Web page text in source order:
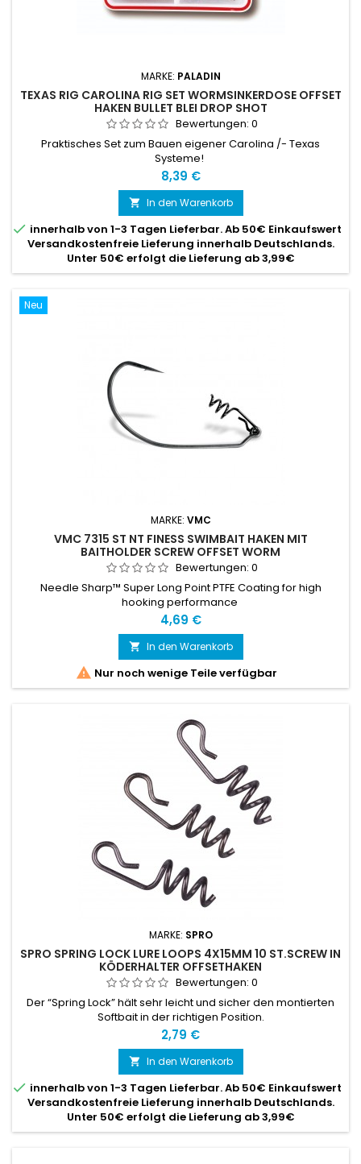
MARKE: PALADIN
TEXAS RIG CAROLINA RIG SET WORMSINKERDOSE OFFSET
HAKEN BULLET BLEI DROP SHOT
Bewertungen: 0
Praktisches Set zum Bauen eigener Carolina /- Texas
Systeme!
Preis
8,39 €
 In den Warenkorb
 innerhalb von 1-3 Tagen Lieferbar. Ab 50€ Einkaufswert
Versandkostenfreie Lieferung innerhalb Deutschlands.
Unter 50€ erfolgt die Lieferung ab 3,99€
Neu
MARKE: VMC
VMC 7315 ST NT FINESS SWIMBAIT HAKEN MIT
BAITHOLDER SCREW OFFSET WORM
Bewertungen: 0
Needle Sharp™ Super Long Point PTFE Coating for high
hooking performance
Preis
4,69 €
 In den Warenkorb
 Nur noch wenige Teile verfügbar
MARKE: SPRO
SPRO SPRING LOCK LURE LOOPS 4X15MM 10 ST.SCREW IN
KÖDERHALTER OFFSETHAKEN
Bewertungen: 0
Der “Spring Lock” hält sehr leicht und sicher den montierten
Softbait in der richtigen Position.
Preis
2,79 €
 In den Warenkorb
 innerhalb von 1-3 Tagen Lieferbar. Ab 50€ Einkaufswert
Versandkostenfreie Lieferung innerhalb Deutschlands.
Unter 50€ erfolgt die Lieferung ab 3,99€